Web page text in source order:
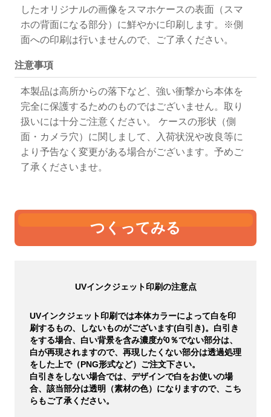
したオリジナルの画像をスマホケースの表面（スマ
ホの背面になる部分）に鮮やかに印刷します。※側
面への印刷は行いませんので、ご了承ください。
注意事項
本製品は高所からの落下など、強い衝撃から本体を
完全に保護するためのものではございません。取り
扱いには十分ご注意ください。 ケースの形状（側
面・カメラ穴）に関しまして、入荷状況や改良等に
より予告なく変更がある場合がございます。予めご
了承くださいませ。
つくってみる
UVインクジェット印刷の注意点
UVインクジェット印刷では本体カラーによって白を印
刷するもの、しないものがございます(白引き)。白引き
をする場合、白い背景を含み濃度が0％でない部分は、
白が再現されますので、再現したくない部分は透過処理
をした上で（PNG形式など）ご注文下さい。
白引きをしない場合では、デザインで白をお使いの場
合、該当部分は透明（素材の色）になりますので、こち
らもご了承ください。